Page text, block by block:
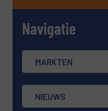
Navigatie
MARKTEN
NIEUWS